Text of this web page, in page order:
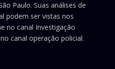
Paulo. Suas análises de
podem ser vistas nos
no canal Investigação
canal operação policial.